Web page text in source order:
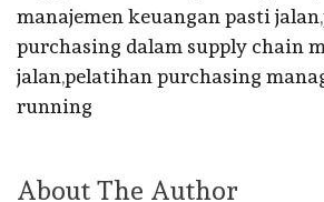
manajemen keuangan pasti jalan,
purchasing dalam supply chain
jalan,pelatihan purchasing
running
About The Author